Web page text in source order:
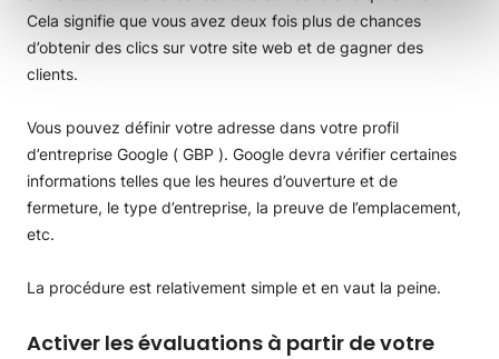
Cela signifie que vous avez deux fois plus de chances
d’obtenir des clics sur votre site web et de gagner des
clients.
Vous pouvez définir votre adresse dans votre profil
d’entreprise Google ( GBP ). Google devra vérifier certaines
informations telles que les heures d’ouverture et de
fermeture, le type d’entreprise, la preuve de l’emplacement,
etc.
La procédure est relativement simple et en vaut la peine.
Activer les évaluations à partir de votre